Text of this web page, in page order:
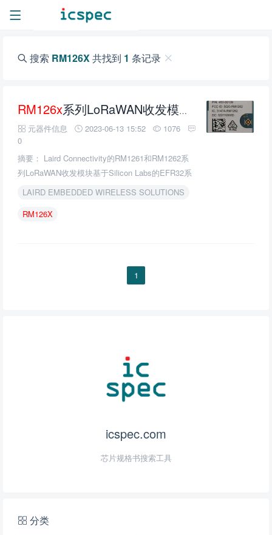
搜索 RM126X共找到 1 条记录
RM126x系列LoRaWAN收发模块的介绍、特性、及应用
元器件信息 2023-06-13 15:52
1076
0
摘要： Laird Connectivity的RM1261和RM1262系
列LoRaWAN收发模块基于Silicon Labs的EFR32系
列SoC和Semtech SX126x无线电。
LAIRD EMBEDDED WIRELESS SOLUTIONS
RM126X
1
icspec.com
芯片规格书搜索工具
分类